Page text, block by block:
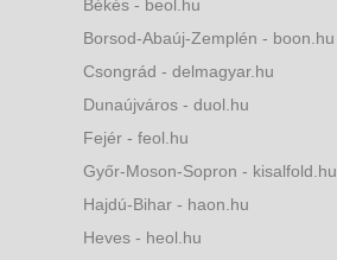
Békés - beol.hu
Borsod-Abaúj-Zemplén - boon.hu
Csongrád - delmagyar.hu
Dunaújváros - duol.hu
Fejér - feol.hu
Győr-Moson-Sopron - kisalfold.hu
Hajdú-Bihar - haon.hu
Heves - heol.hu